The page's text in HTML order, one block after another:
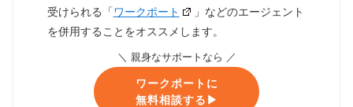
受けられる「ワークポート
」などのエージェント
を併用することをオススメします。
＼ 親身なサポートなら ／
ワークポートに
無料相談する▶︎